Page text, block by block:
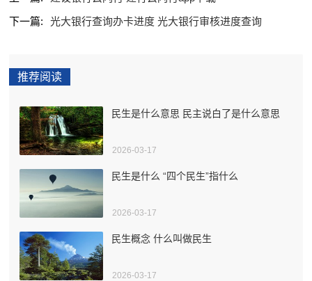
下一篇:
光大银行查询办卡进度 光大银行审核进度查询
推荐阅读
民生是什么意思 民主说白了是什么意思
2026-03-17
民生是什么 “四个民生”指什么
2026-03-17
民生概念 什么叫做民生
2026-03-17